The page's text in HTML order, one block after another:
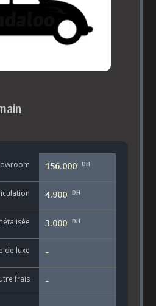
156.000 DH
4.900 DH
3.000 DH
de luxe -
frais -